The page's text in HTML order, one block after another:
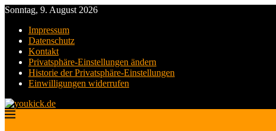
Sonntag, 9. August 2026
Impressum
Datenschutz
Kontakt
Privatsphäre-Einstellungen ändern
Historie der Privatsphäre-Einstellungen
Einwilligungen widerrufen